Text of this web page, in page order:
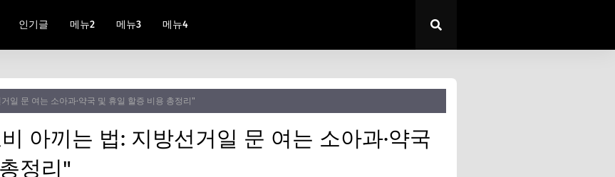
인기글 메뉴2 메뉴3 메뉴4
일 문 여는 소아과·약국 및 휴일 할증 비용 총정리"
아끼는 법: 지방선거일 문 여는 소아과·약국
정리"